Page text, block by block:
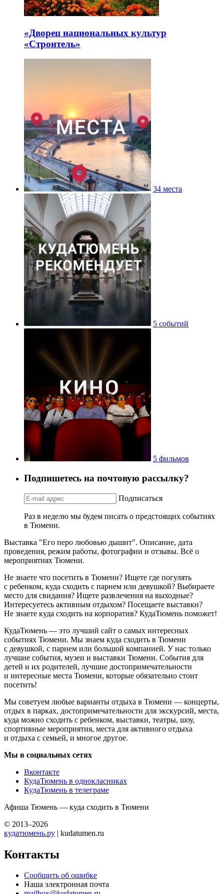
«Дворец национальных культур
«Строитель»
34 места
5 событий
5 фильмов
Подпишетесь на почтовую рассылку?
Подписаться
Раз в неделю мы будем писать о предстоящих событиях
в Тюмени.
Выставка "Его перо любовью дышит". Описание, дата
проведения, режим работы, фотографии и отзывы. Всё о
мероприятиях Тюмени.
Не знаете что посетить в Тюмени? Ищете где погулять
с ребенком, куда сходить с парнем или девушкой? Выбираете
место для свидания? Ищете развлечения на выходные?
Интересуетесь активным отдыхом? Посещаете выставки?
Не знаете куда сходить на корпоратив? КудаТюмень поможет!
КудаТюмень — это лучший сайт о самых интересных
событиях Тюмени. Мы знаем куда сходить в Тюмени
с девушкой, с парнем или большой компанией. У нас только
лучшие события, музеи и выставки Тюмени. События для
детей и их родителей, лучшие достопримечательности
и интересные места Тюмени, которые обязательно стоит
посетить!
Мы советуем любые варианты отдыха в Тюмени — концерты,
отдых в парках, достопримечательности для экскурсий, места,
куда можно сходить с ребенком, выставки, театры, шоу,
спортивные мероприятия, места для активного отдыха
и отдыха с семьей, и многое другое.
Мы в социальных сетях
Вконтакте
КудаТюмень в однокласниках
КудаТюмень в телеграме
Афиша Тюмень — куда сходить в Тюмени
© 2013–2026
кудатюмень.ру | kudatumen.ru
Контакты
Сообщить об ошибке
Наша электронная почта